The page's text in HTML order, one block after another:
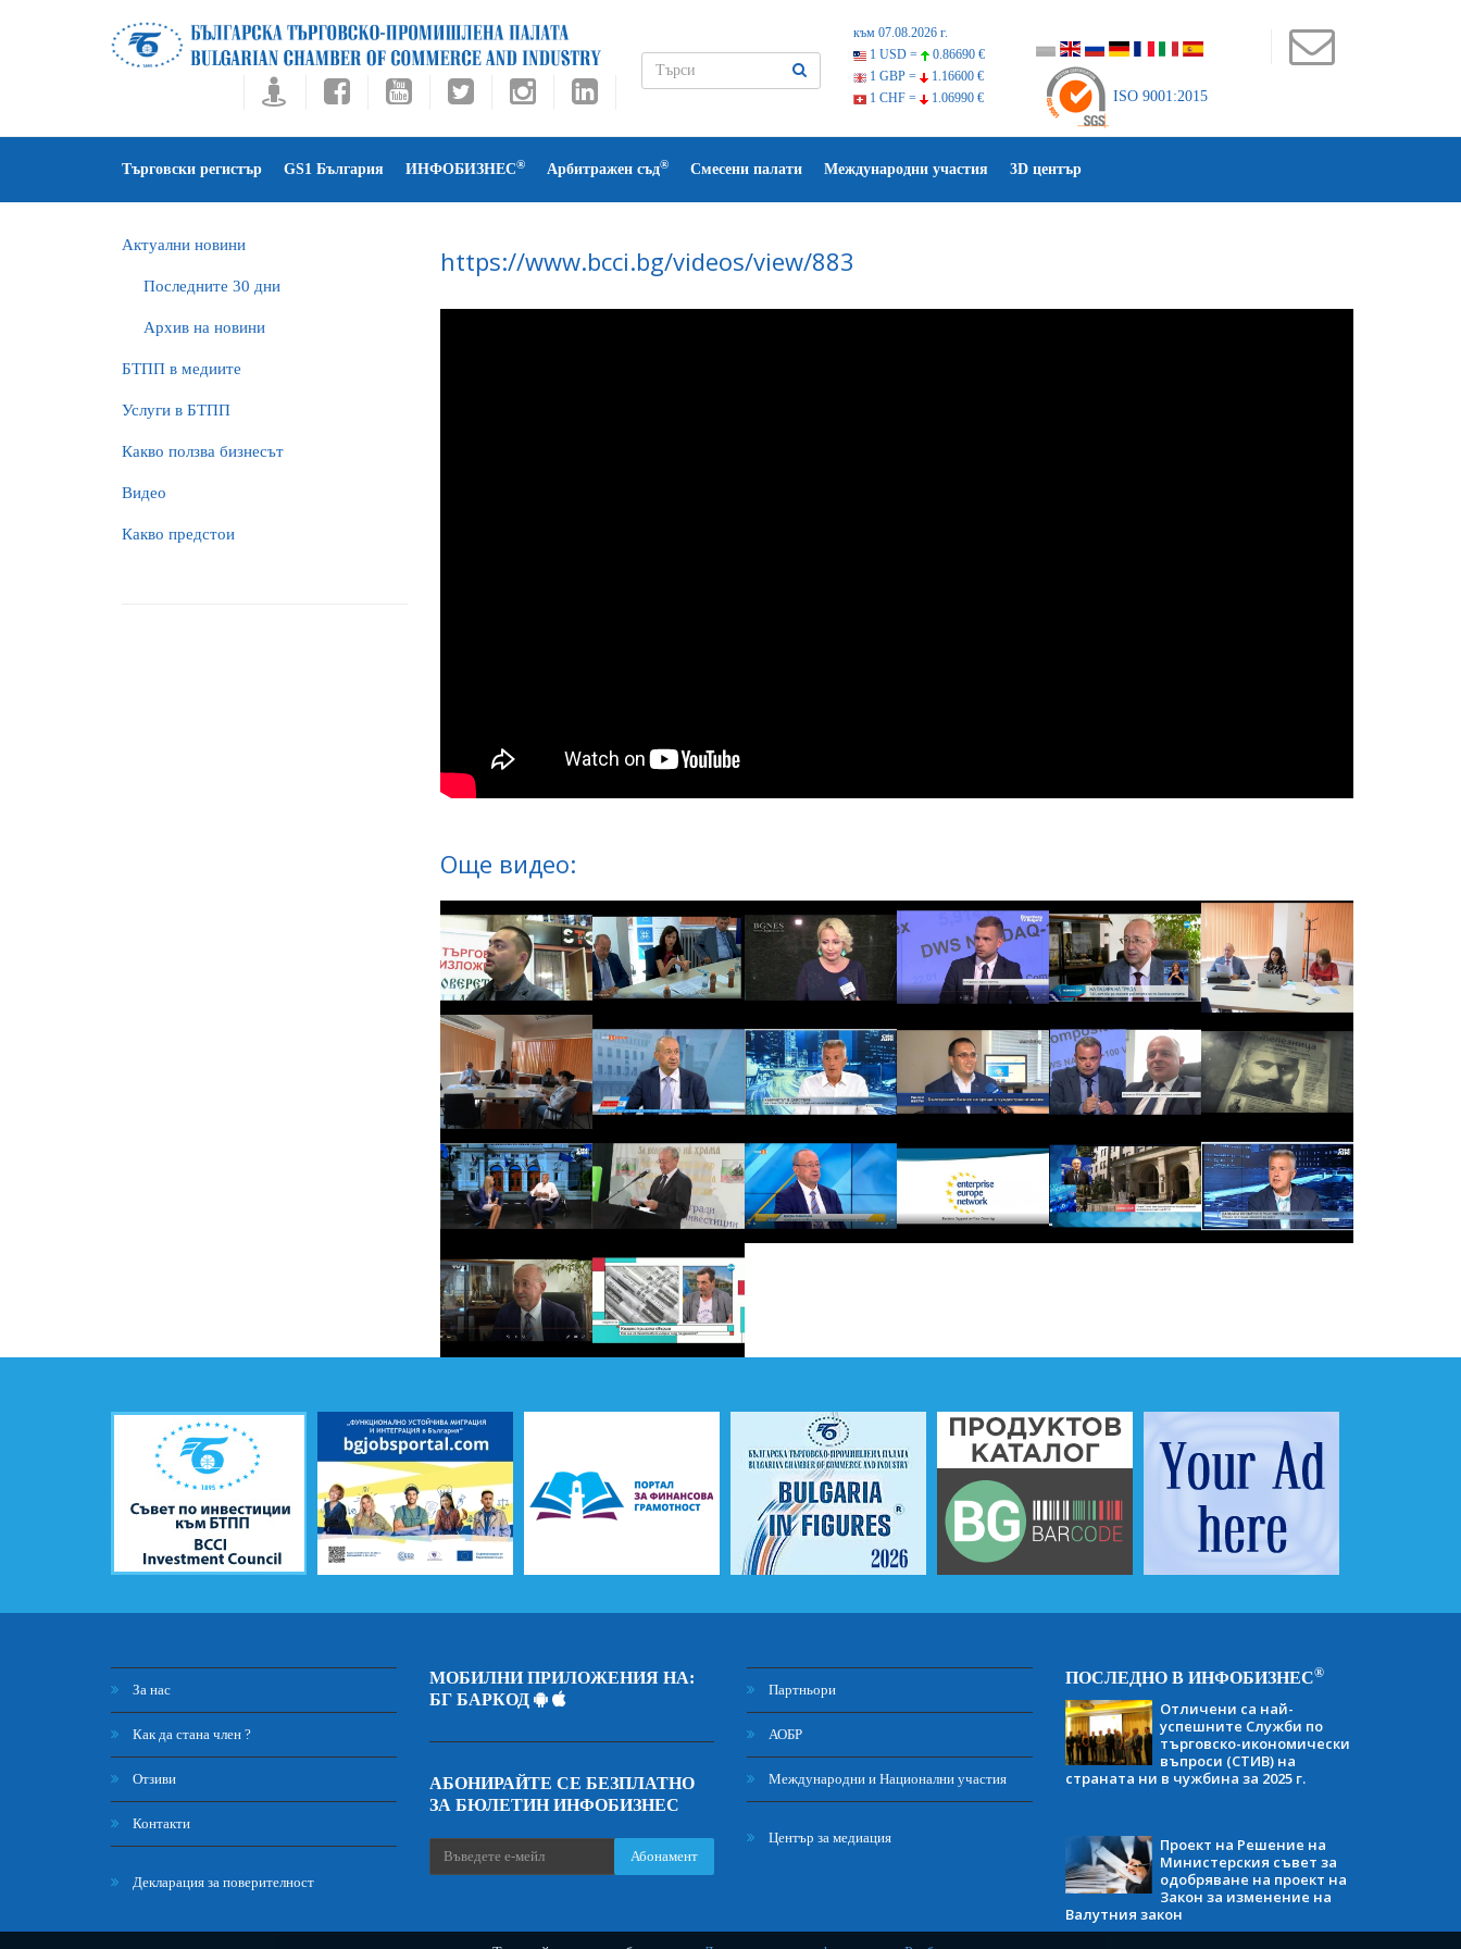
към 07.08.2026 г.
1 USD =
0.86690 €
1 GBP =
1.16600 €
1 CHF =
1.06990 € ISO 9001:2015
Търговски регистър GS1 България ИНФОБИЗНЕС® Арбитражен съд® Смесени палати Международни участия 3D център
Актуални новини
Последните 30 дни
Архив на новини
БTПП в медиите
Услуги в БТПП
Какво ползва бизнесът
Видео
Какво предстои
https://www.bcci.bg/videos/view/883
Още видео:
За нас
Как да стана член ?
Отзиви
Контакти
Декларация за поверителност
МОБИЛНИ ПРИЛОЖЕНИЯ НА:
БГ БАРКОД
АБОНИРАЙТЕ СЕ БЕЗПЛАТНО
ЗА БЮЛЕТИН ИНФОБИЗНЕС
Абонамент
Партньори
АОБР
Международни и Национални участия
Център за медиация
ПОСЛЕДНО В ИНФОБИЗНЕС®
Отличени са най-
успешните Служби по
търговско-икономически
въпроси (СТИВ) на
страната ни в чужбина за 2025 г.
Проект на Решение на
Министерския съвет за
одобряване на проект на
Закон за изменение на
Валутния закон